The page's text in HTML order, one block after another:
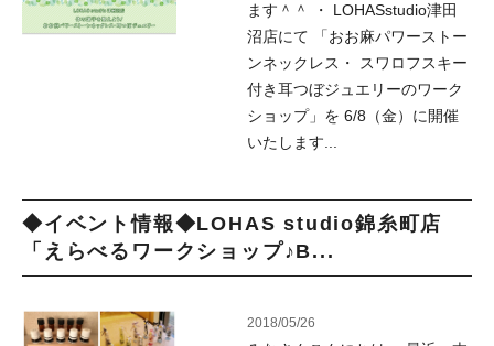
ます＾＾ ・ LOHASstudio津田
沼店にて 「おお麻パワーストー
ンネックレス・ スワロフスキー
付き耳つぼジュエリーのワーク
ショップ」を 6/8（金）に開催
いたします...
◆イベント情報◆LOHAS studio錦糸町店
「えらべるワークショップ♪B...
2018/05/26